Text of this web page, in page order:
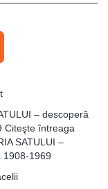
– descoperă
Citeşte întreaga
SATULUI –
1908-1969